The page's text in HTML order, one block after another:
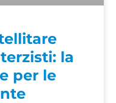
la
per le